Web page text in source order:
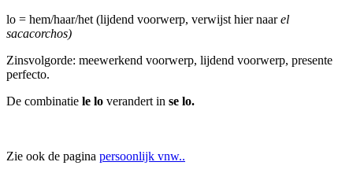
lo = hem/haar/het (lijdend voorwerp, verwijst hier naarel
sacacorchos)
Zinsvolgorde: meewerkend voorwerp, lijdend voorwerp, presente
perfecto.
De combinatie le lo verandert in se lo.
Zie ook de pagina persoonlijk vnw..